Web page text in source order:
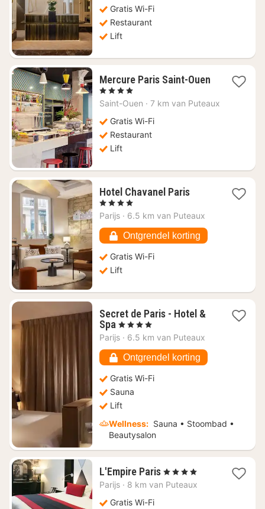
€
441
Gratis Wi-Fi
Restaurant
Lift
Mercure Paris Saint-Ouen
1
nacht
€
70,71
, 4 Sterren
Saint-Ouen · 7 km van Puteaux
Gratis Wi-Fi
Restaurant
Lift
Hotel Chavanel Paris1
vanaf
294,18
, 4 Sterren
Parijs · 6.5 km van Puteaux
Ontgrendel korting
Gratis Wi-Fi
Lift
Secret de Paris - Hotel &
Spa 1
nacht
€
169,06
, 4 Sterren
Parijs · 6.5 km van Puteaux
Ontgrendel korting
Gratis Wi-Fi
Sauna
Lift
Wellness: Sauna • Stoombad •
Beautysalon
L'Empire Paris1
nacht
, 4 Sterren
Parijs · 8 km van Puteaux
Gratis Wi-Fi